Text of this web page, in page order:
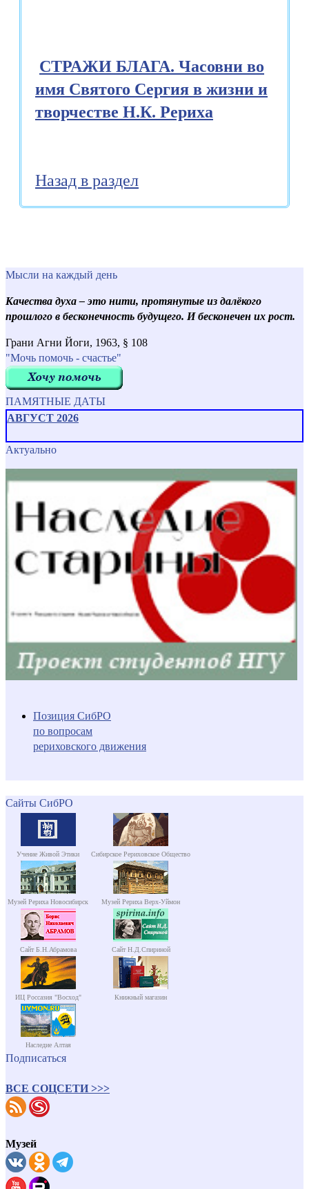
СТРАЖИ БЛАГА. Часовни во
имя Святого Сергия в жизни и
творчестве Н.К. Рериха
Назад в раздел
Мысли на каждый день
Качества духа – это нити, протянутые из далёкого
прошлого в бесконечность будущего. И бесконечен их рост.
Грани Агни Йоги, 1963, § 108
"Мочь помочь - счастье"
ПАМЯТНЫЕ ДАТЫ
АВГУСТ 2026
Актуально
Позиция СибРО
по вопросам
рериховского движения
Сайты СибРО
Учение Живой Этики Сибирское Рериховское Общество
Музей Рериха Новосибирск Музей Рериха Верх-Уймон
Сайт Б.Н.Абрамова Сайт Н.Д.Спириной
ИЦ Россазия "Восход" Книжный магазин
Наследие Алтая
Подписаться
ВСЕ СОЦСЕТИ >>>
Музей